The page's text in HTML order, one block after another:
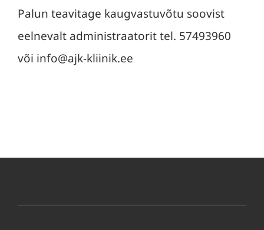
Palun teavitage kaugvastuvõtu soovist
eelnevalt administraatorit tel. 57493960
või info@ajk-kliinik.ee